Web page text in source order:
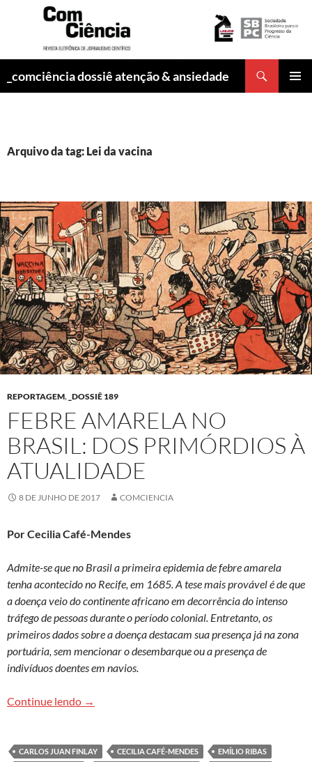
_comciência dossiê atenção & ansiedade
Arquivo da tag: Lei da vacina
REPORTAGEM, _DOSSIÊ 189
FEBRE AMARELA NO
BRASIL: DOS PRIMÓRDIOS À
ATUALIDADE
8 DE JUNHO DE 2017 COMCIENCIA
Por Cecilia Café-Mendes
Admite-se que no Brasil a primeira epidemia de febre amarela
tenha acontecido no Recife, em 1685. A tese mais provável é de que
a doença veio do continente africano em decorrência do intenso
tráfego de pessoas durante o período colonial. Entretanto, os
primeiros dados sobre a doença destacam sua presença já na zona
portuária, sem mencionar o desembarque ou a presença de
indivíduos doentes em navios.
Continue lendo Febre amarela no Brasil: dos primórdios à
→
CARLOS JUAN FINLAY CECILIA CAFÉ-MENDES
EMÍLIO RIBAS